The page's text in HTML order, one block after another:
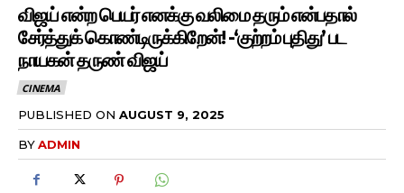
விஜய் என்ற பெயர் எனக்கு வலிமை தரும் என்பதால்
சேர்த்துக் கொண்டிருக்கிறேன்! -‘குற்றம் புதிது’ பட
நாயகன் தருண் விஜய்
CINEMA
PUBLISHED ON AUGUST 9, 2025
BYADMIN